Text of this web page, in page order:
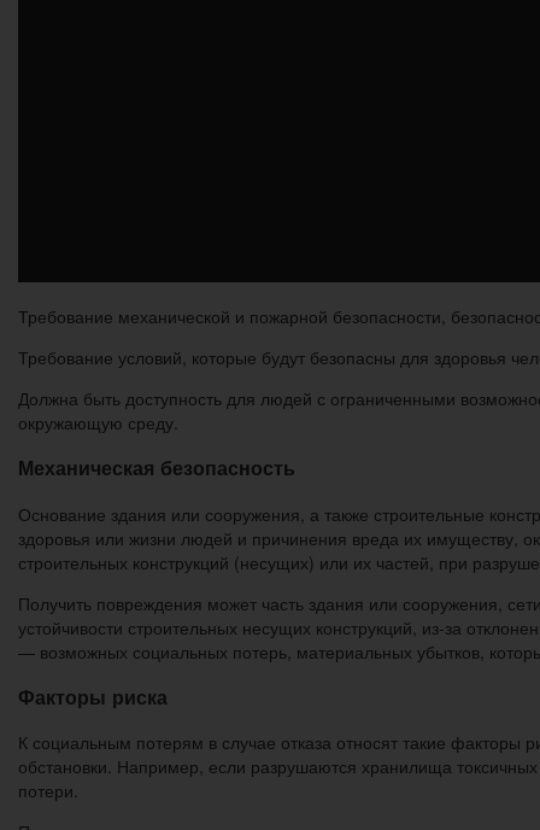
Требование механической и пожарной безопасности,
Требование условий, которые будут безопасны для здоровья
Должна быть доступность для людей с ограниченными
окружающую среду.
Механическая безопасность
Основание здания или сооружения, а также строительные
здоровья или жизни людей и причинения вреда их имуществу,
строительных конструкций (несущих) или их частей, при
Получить повреждения может часть здания или сооружения,
устойчивости строительных несущих конструкций, из-за
— возможных социальных потерь, материальных убытков,
Факторы риска
К социальным потерям в случае отказа относят такие факторы
обстановки. Например, если разрушаются хранилища
потери.